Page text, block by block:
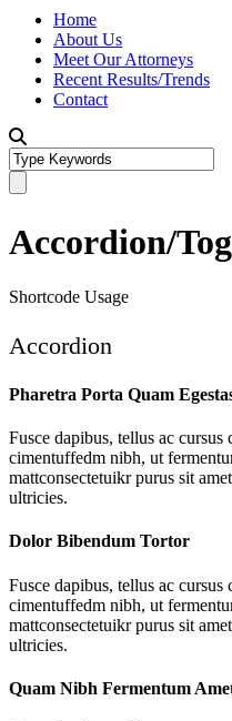
Home
About Us
Meet Our Attorneys
Recent Results/Trends
Contact
Accordion/
Shortcode Usage
Accordion
Pharetra Porta Quam
Fusce dapibus, tellus ac
cimentuffedm nibh, ut
mattconsectetuikr purus sit
ultricies.
Dolor Bibendum Tortor
Fusce dapibus, tellus ac
cimentuffedm nibh, ut
mattconsectetuikr purus sit
ultricies.
Quam Nibh Fermentum